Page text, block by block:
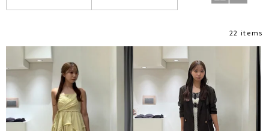
22 items